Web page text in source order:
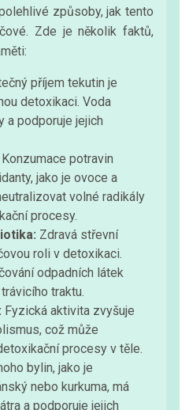
způsoby, jak tento
Zde je několik faktů,
příjem tekutin je
detoxikaci. Voda
a podporuje jejich
Konzumace potravin
jako je ovoce a
volné radikály
procesy.
Zdravá střevní
roli v detoxikaci.
odpadních látek
traktu.
Fyzická aktivita zvyšuje
což může
procesy v těle.
bylin, jako je
nebo kurkuma, má
a podporuje jejich